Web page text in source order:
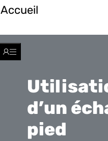
Accueil
Toggle
d’un
pied